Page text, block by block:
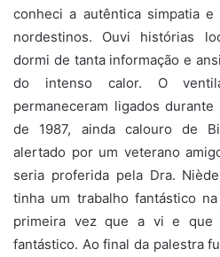
conheci a autêntica simpatia
nordestinos. Ouvi histórias
dormi de tanta informação e
do intenso calor. O
permaneceram ligados
de 1987, ainda calouro de
alertado por um veterano
seria proferida pela Dra.
tinha um trabalho fantástico
primeira vez que a vi e que
fantástico. Ao final da palestra